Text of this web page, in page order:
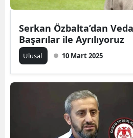
Serkan Özbalta’dan
Başarılar ile Ayrılıyoruz
Ulusal 10 Mart 2025